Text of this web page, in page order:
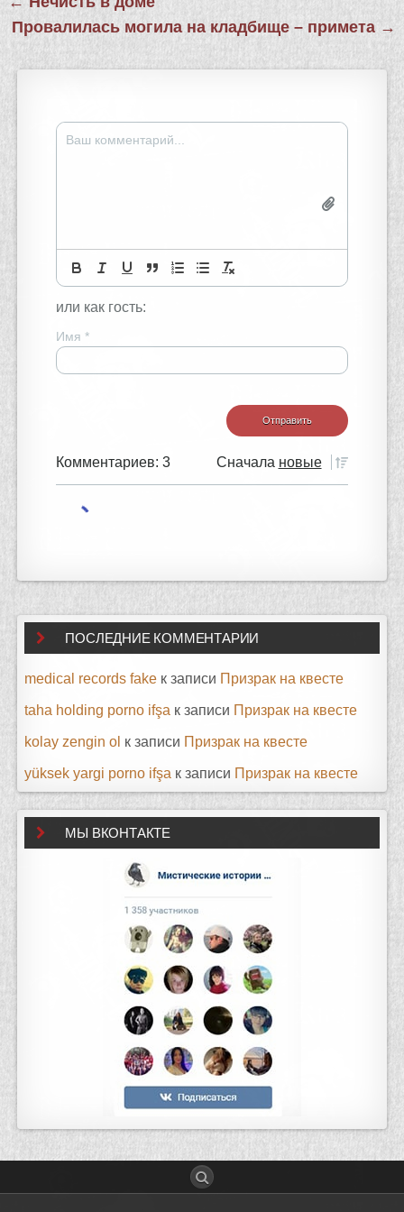
по
записям
Провалилась могила на кладбище – примета →
или как гость:
Имя *
Комментариев: 3 Сначала новые
ПОСЛЕДНИЕ КОММЕНТАРИИ
medical records fake к записи Призрак на квесте
taha holding porno ifşa к записи Призрак на квесте
kolay zengin ol к записи Призрак на квесте
yüksek yargi porno ifşa к записи Призрак на квесте
МЫ ВКОНТАКТЕ